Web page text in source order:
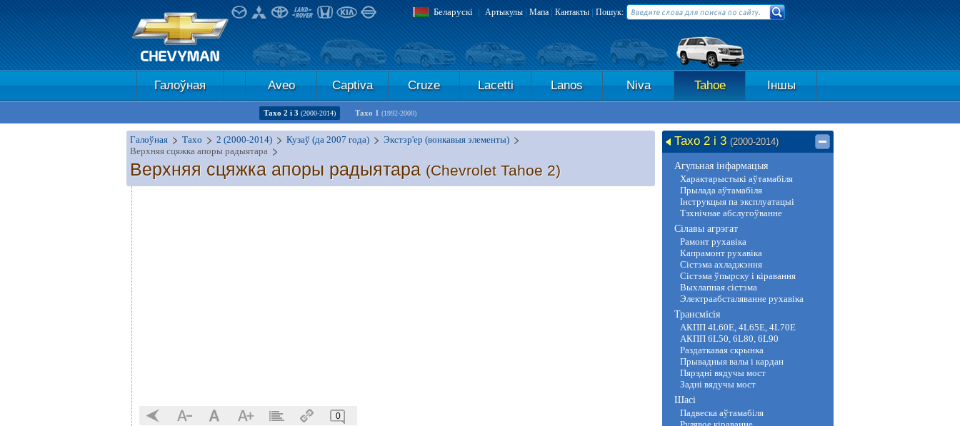
Беларускі | Артыкулы | Мапа | Кантакты | Пошук:
Галоўная Aveo Captiva Cruze Lacetti Lanos Niva Tahoe Іншы
Тахо 2 і 3 (2000-2014) Тахо 1 (1992-2000)
Галоўная Тахо 2 (2000-2014) Кузаў (да 2007 года)
Экстэр'ер (вонкавыя элементы)
Верхняя сцяжка апоры радыятара
Верхняя сцяжка апоры радыятара (Chevrolet Tahoe 2)
0
Тахо 2 і 3 (2000-2014)
Агульная інфармацыя
Характарыстыкі аўтамабіля
Прылада аўтамабіля
Інструкцыя па эксплуатацыі
Тэхнічнае абслугоўванне
Сілавы агрэгат
Рамонт рухавіка
Капрамонт рухавіка
Сістэма ахладжэння
Сістэма ўпырску і кіравання
Выхлапная сістэма
Электраабсталяванне рухавіка
Трансмісія
АКПП 4L60E, 4L65E, 4L70E
АКПП 6L50, 6L80, 6L90
Раздаткавая скрынка
Прывадныя валы і кардан
Пярэдні вядучы мост
Задні вядучы мост
Шасі
Падвеска аўтамабіля